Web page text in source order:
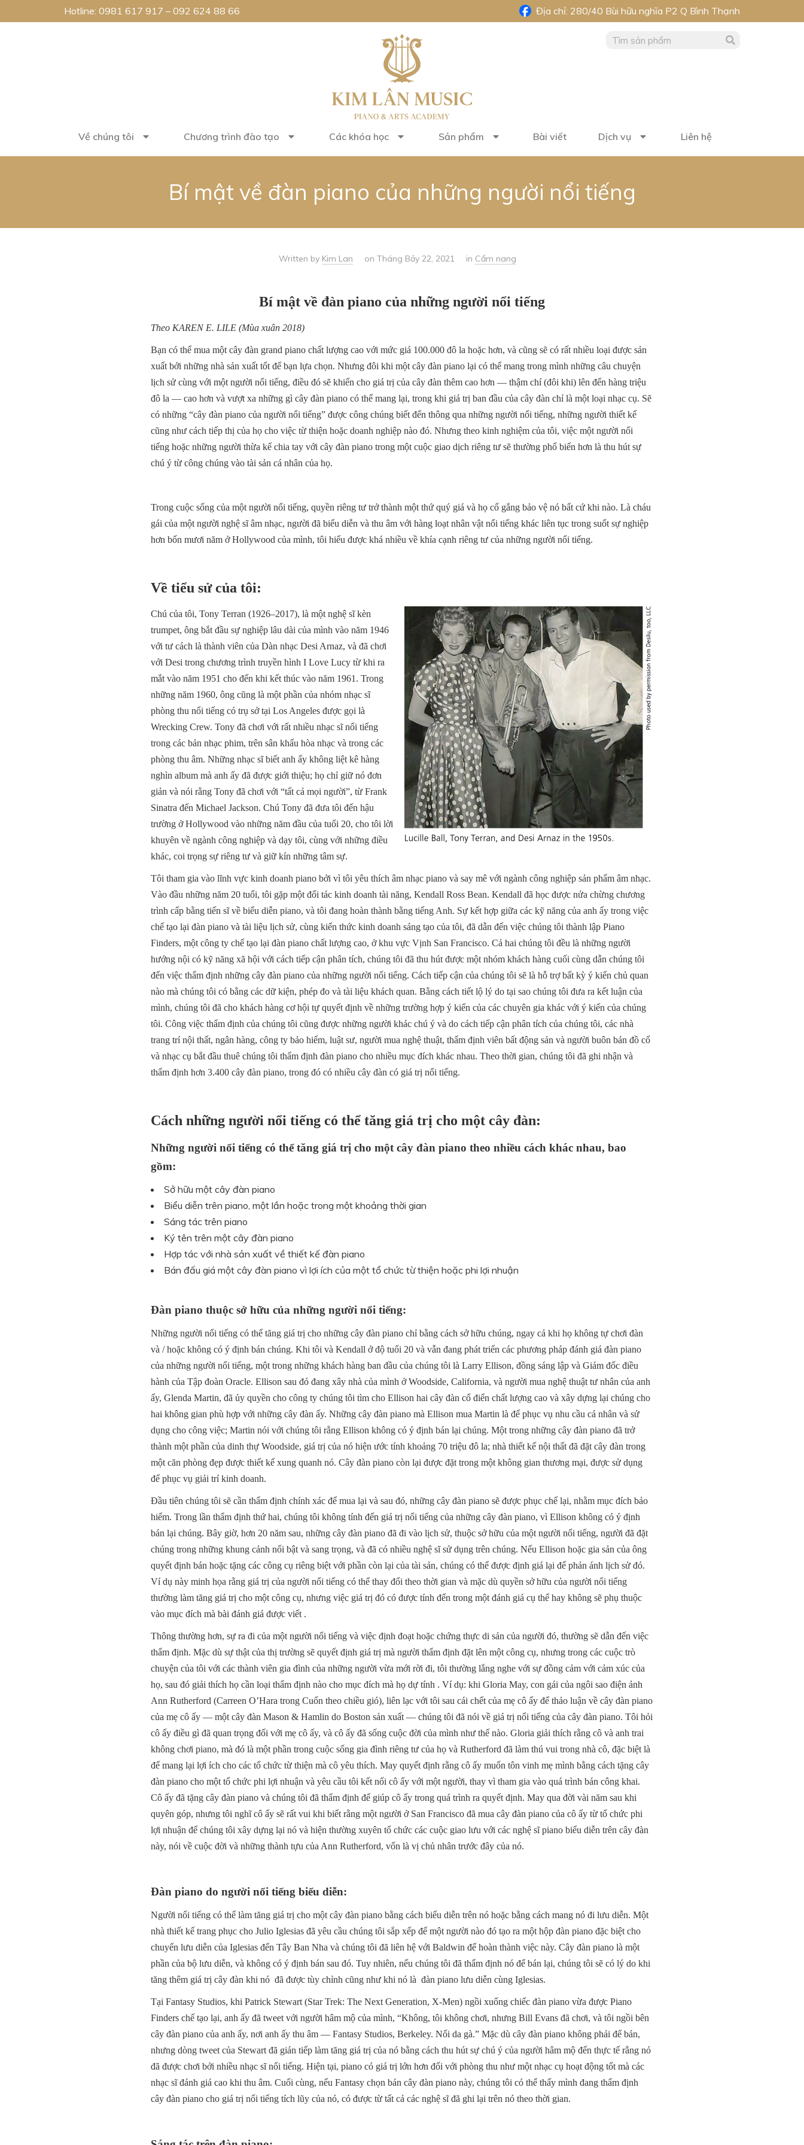
Hotline: 0981 617 917 – 092 624 88 66 Địa chỉ: 280/40 Bùi hữu nghĩa P2 Q Bình Thạnh
Về chúng tôi Chương trình đào tạo Các khóa học Sản phẩm Bài viết Dịch vụ Liên hệ
Bí mật về đàn piano của những người nổi tiếng
Written by Kim Lan on Tháng Bảy 22, 2021 in Cẩm nang
Bí mật về đàn piano của những người nổi tiếng
Theo KAREN E. LILE (Mùa xuân 2018)
Bạn có thể mua một cây đàn grand piano chất lượng cao với mức giá 100.000 đô la hoặc hơn, và cũng sẽ có rất nhiều loại được sản
xuất bởi những nhà sản xuất tốt để bạn lựa chọn. Nhưng đôi khi một cây đàn piano lại có thể mang trong mình những câu chuyện
lịch sử cùng với một người nổi tiếng, điều đó sẽ khiến cho giá trị của cây đàn thêm cao hơn — thậm chí (đôi khi) lên đến hàng triệu
đô la — cao hơn và vượt xa những gì cây đàn piano có thể mang lại, trong khi giá trị ban đầu của cây đàn chỉ là một loại nhạc cụ. Sẽ
có những “cây đàn piano của người nổi tiếng” được công chúng biết đến thông qua những người nổi tiếng, những người thiết kế
cũng như cách tiếp thị của họ cho việc từ thiện hoặc doanh nghiệp nào đó. Nhưng theo kinh nghiệm của tôi, việc một người nổi
tiếng hoặc những người thừa kế chia tay với cây đàn piano trong một cuộc giao dịch riêng tư sẽ thường phổ biến hơn là thu hút sự
chú ý từ công chúng vào tài sản cá nhân của họ.
Trong cuộc sống của một người nổi tiếng, quyền riêng tư trở thành một thứ quý giá và họ cố gắng bảo vệ nó bất cứ khi nào. Là cháu
gái của một người nghệ sĩ âm nhạc, người đã biểu diễn và thu âm với hàng loạt nhân vật nổi tiếng khác liên tục trong suốt sự nghiệp
hơn bốn mươi năm ở Hollywood của mình, tôi hiểu được khá nhiều về khía cạnh riêng tư của những người nổi tiếng.
Về tiểu sử của tôi:
Chú của tôi, Tony Terran (1926–2017), là một nghệ sĩ kèn
trumpet, ông bắt đầu sự nghiệp lâu dài của mình vào năm 1946
với tư cách là thành viên của Dàn nhạc Desi Arnaz, và đã chơi
với Desi trong chương trình truyền hình I Love Lucy từ khi ra
mắt vào năm 1951 cho đến khi kết thúc vào năm 1961. Trong
những năm 1960, ông cũng là một phần của nhóm nhạc sĩ
phòng thu nổi tiếng có trụ sở tại Los Angeles được gọi là
Wrecking Crew. Tony đã chơi với rất nhiều nhạc sĩ nổi tiếng
trong các bản nhạc phim, trên sân khấu hòa nhạc và trong các
phòng thu âm. Những nhạc sĩ biết anh ấy không liệt kê hàng
nghìn album mà anh ấy đã được giới thiệu; họ chỉ giữ nó đơn
giản và nói rằng Tony đã chơi với “tất cả mọi người”, từ Frank
Sinatra đến Michael Jackson. Chú Tony đã đưa tôi đến hậu
trường ở Hollywood vào những năm đầu của tuổi 20, cho tôi lời
khuyên về ngành công nghiệp và dạy tôi, cùng với những điều
khác, coi trọng sự riêng tư và giữ kín những tâm sự.
Tôi tham gia vào lĩnh vực kinh doanh piano bởi vì tôi yêu thích âm nhạc piano và say mê với ngành công nghiệp sản phẩm âm nhạc.
Vào đầu những năm 20 tuổi, tôi gặp một đối tác kinh doanh tài năng, Kendall Ross Bean. Kendall đã học được nửa chừng chương
trình cấp bằng tiến sĩ về biểu diễn piano, và tôi đang hoàn thành bằng tiếng Anh. Sự kết hợp giữa các kỹ năng của anh ấy trong việc
chế tạo lại đàn piano và tài liệu lịch sử, cùng kiến thức kinh doanh sáng tạo của tôi, đã dẫn đến việc chúng tôi thành lập Piano
Finders, một công ty chế tạo lại đàn piano chất lượng cao, ở khu vực Vịnh San Francisco. Cả hai chúng tôi đều là những người
hướng nội có kỹ năng xã hội với cách tiếp cận phân tích, chúng tôi đã thu hút được một nhóm khách hàng cuối cùng dẫn chúng tôi
đến việc thẩm định những cây đàn piano của những người nổi tiếng. Cách tiếp cận của chúng tôi sẽ là hỗ trợ bất kỳ ý kiến ​​chủ quan
nào mà chúng tôi có bằng các dữ kiện, phép đo và tài liệu khách quan. Bằng cách tiết lộ lý do tại sao chúng tôi đưa ra kết luận của
mình, chúng tôi đã cho khách hàng cơ hội tự quyết định về những trường hợp ý kiến ​​của các chuyên gia khác với ý kiến ​​của chúng
tôi. Công việc thẩm định của chúng tôi cũng được những người khác chú ý và do cách tiếp cận phân tích của chúng tôi, các nhà
trang trí nội thất, ngân hàng, công ty bảo hiểm, luật sư, người mua nghệ thuật, thẩm định viên bất động sản và người buôn bán đồ cổ
và nhạc cụ bắt đầu thuê chúng tôi thẩm định đàn piano cho nhiều mục đích khác nhau. Theo thời gian, chúng tôi đã ghi nhận và
thẩm định hơn 3.400 cây đàn piano, trong đó có nhiều cây đàn có giá trị nổi tiếng.
Cách những người nổi tiếng có thể tăng giá trị cho một cây đàn:
Những người nổi tiếng có thể tăng giá trị cho một cây đàn piano theo nhiều cách khác nhau, bao
gồm:
Sở hữu một cây đàn piano
Biểu diễn trên piano, một lần hoặc trong một khoảng thời gian
Sáng tác trên piano
Ký tên trên một cây đàn piano
Hợp tác với nhà sản xuất về thiết kế đàn piano
Bán đấu giá một cây đàn piano vì lợi ích của một tổ chức từ thiện hoặc phi lợi nhuận
Đàn piano thuộc sở hữu của những người nổi tiếng:
Những người nổi tiếng có thể tăng giá trị cho những cây đàn piano chỉ bằng cách sở hữu chúng, ngay cả khi họ không tự chơi đàn
và / hoặc không có ý định bán chúng. Khi tôi và Kendall ở độ tuổi 20 và vẫn đang phát triển các phương pháp đánh giá đàn piano
của những người nổi tiếng, một trong những khách hàng ban đầu của chúng tôi là Larry Ellison, đồng sáng lập và Giám đốc điều
hành của Tập đoàn Oracle. Ellison sau đó đang xây nhà của mình ở Woodside, California, và người mua nghệ thuật tư nhân của anh
ấy, Glenda Martin, đã ủy quyền cho công ty chúng tôi tìm cho Ellison hai cây đàn cổ điển chất lượng cao và xây dựng lại chúng cho
hai không gian phù hợp với những cây đàn ấy. Những cây đàn piano mà Ellison mua Martin là để phục vụ nhu cầu cá nhân và sử
dụng cho công việc; Martin nói với chúng tôi rằng Ellison không có ý định bán lại chúng. Một trong những cây đàn piano đã trở
thành một phần của dinh thự Woodside, giá trị của nó hiện ước tính khoảng 70 triệu đô la; nhà thiết kế nội thất đã đặt cây đàn trong
một căn phòng đẹp được thiết kế xung quanh nó. Cây đàn piano còn lại được đặt trong một không gian thương mại, được sử dụng
để phục vụ giải trí kinh doanh.
Đầu tiên chúng tôi sẽ cần thẩm định chính xác để mua lại và sau đó, những cây đàn piano sẽ được phục chế lại, nhằm mục đích bảo
hiểm. Trong lần thẩm định thứ hai, chúng tôi không tính đến giá trị nổi tiếng của những cây đàn piano, vì Ellison không có ý định
bán lại chúng. Bây giờ, hơn 20 năm sau, những cây đàn piano đã đi vào lịch sử, thuộc sở hữu của một người nổi tiếng, người đã đặt
chúng trong những khung cảnh nổi bật và sang trọng, và đã có nhiều nghệ sĩ sử dụng trên chúng. Nếu Ellison hoặc gia sản của ông
quyết định bán hoặc tặng các công cụ riêng biệt với phần còn lại của tài sản, chúng có thể được định giá lại để phản ánh lịch sử đó.
Ví dụ này minh họa rằng giá trị của người nổi tiếng có thể thay đổi theo thời gian và mặc dù quyền sở hữu của người nổi tiếng
thường làm tăng giá trị cho một công cụ, nhưng việc giá trị đó có được tính đến trong một đánh giá cụ thể hay không sẽ phụ thuộc
vào mục đích mà bài đánh giá được viết .
Thông thường hơn, sự ra đi của một người nổi tiếng và việc định đoạt hoặc chứng thực di sản của người đó, thường sẽ dẫn đến việc
thẩm định. Mặc dù sự thật của thị trường sẽ quyết định giá trị mà người thẩm định đặt lên một công cụ, nhưng trong các cuộc trò
chuyện của tôi với các thành viên gia đình của những người vừa mới rời đi, tôi thường lắng nghe với sự đồng cảm với cảm xúc của
họ, sau đó giải thích họ cần loại thẩm định nào cho mục đích mà họ dự tính . Ví dụ: khi Gloria May, con gái của ngôi sao điện ảnh
Ann Rutherford (Carreen O’Hara trong Cuốn theo chiều gió), liên lạc với tôi sau cái chết của mẹ cô ấy để thảo luận về cây đàn piano
của mẹ cô ấy — một cây đàn Mason & Hamlin do Boston sản xuất — chúng tôi đã nói về giá trị nổi tiếng của cây đàn piano. Tôi hỏi
cô ấy điều gì đã quan trọng đối với mẹ cô ấy, và cô ấy đã sống cuộc đời của mình như thế nào. Gloria giải thích rằng cô và anh trai
không chơi piano, mà đó là một phần trong cuộc sống gia đình riêng tư của họ và Rutherford đã làm thú vui trong nhà cô, đặc biệt là
để mang lại lợi ích cho các tổ chức từ thiện mà cô yêu thích. May quyết định rằng cô ấy muốn tôn vinh mẹ mình bằng cách tặng cây
đàn piano cho một tổ chức phi lợi nhuận và yêu cầu tôi kết nối cô ấy với một người, thay vì tham gia vào quá trình bán công khai.
Cô ấy đã tặng cây đàn piano và chúng tôi đã thẩm định để giúp cô ấy trong quá trình ra quyết định. May qua đời vài năm sau khi
quyên góp, nhưng tôi nghĩ cô ấy sẽ rất vui khi biết rằng một người ở San Francisco đã mua cây đàn piano của cô ấy từ tổ chức phi
lợi nhuận để chúng tôi xây dựng lại nó và hiện thường xuyên tổ chức các cuộc giao lưu với các nghệ sĩ piano biểu diễn trên cây đàn
này, nói về cuộc đời và những thành tựu của Ann Rutherford, vốn là vị chủ nhân trước đây của nó.
Đàn piano do người nổi tiếng biểu diễn:
Người nổi tiếng có thể làm tăng giá trị cho một cây đàn piano bằng cách biểu diễn trên nó hoặc bằng cách mang nó đi lưu diễn. Một
nhà thiết kế trang phục cho Julio Iglesias đã yêu cầu chúng tôi sắp xếp để một người nào đó tạo ra một hộp đàn piano đặc biệt cho
chuyến lưu diễn của Iglesias đến Tây Ban Nha và chúng tôi đã liên hệ với Baldwin để hoàn thành việc này. Cây đàn piano là một
phần của bộ lưu diễn, và không có ý định bán sau đó. Tuy nhiên, nếu chúng tôi đã thẩm định nó để bán lại, chúng tôi sẽ có lý do khi
tăng thêm giá trị cây đàn khi nó đã được tùy chỉnh cũng như khi nó là đàn piano lưu diễn cùng Iglesias.
Tại Fantasy Studios, khi Patrick Stewart (Star Trek: The Next Generation, X-Men) ngồi xuống chiếc đàn piano vừa được Piano
Finders chế tạo lại, anh ấy đã tweet với người hâm mộ của mình, “Không, tôi không chơi, nhưng Bill Evans đã chơi, và tôi ngồi bên
cây đàn piano của anh ấy, nơi anh ấy thu âm — Fantasy Studios, Berkeley. Nổi da gà.” Mặc dù cây đàn piano không phải để bán,
nhưng dòng tweet của Stewart đã gián tiếp làm tăng giá trị của nó bằng cách thu hút sự chú ý của người hâm mộ đến thực tế rằng nó
đã được chơi bởi nhiều nhạc sĩ nổi tiếng. Hiện tại, piano có giá trị lớn hơn đối với phòng thu như một nhạc cụ hoạt động tốt mà các
nhạc sĩ đánh giá cao khi thu âm. Cuối cùng, nếu Fantasy chọn bán cây đàn piano này, chúng tôi có thể thấy mình đang thẩm định
cây đàn piano cho giá trị nổi tiếng tích lũy của nó, có được từ tất cả các nghệ sĩ đã ghi lại trên nó theo thời gian.